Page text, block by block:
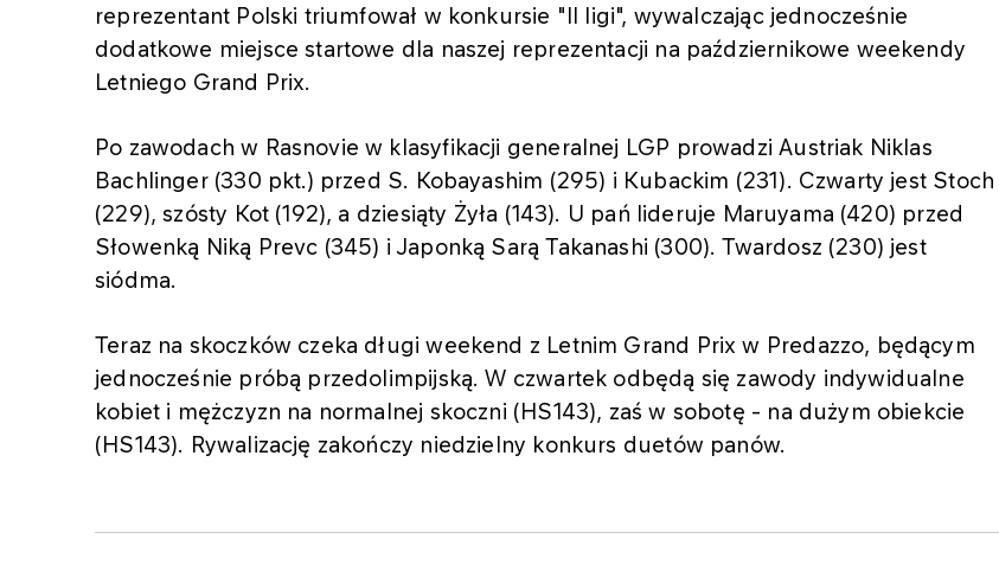
reprezentant Polski triumfował w konkursie "II ligi", wywalczając jednocześnie
dodatkowe miejsce startowe dla naszej reprezentacji na październikowe weekendy
Letniego Grand Prix.
Po zawodach w Rasnovie w klasyfikacji generalnej LGP prowadzi Austriak Niklas
Bachlinger (330 pkt.) przed S. Kobayashim (295) i Kubackim (231). Czwarty jest Stoch
(229), szósty Kot (192), a dziesiąty Żyła (143). U pań lideruje Maruyama (420) przed
Słowenką Niką Prevc (345) i Japonką Sarą Takanashi (300). Twardosz (230) jest
siódma.
Teraz na skoczków czeka długi weekend z Letnim Grand Prix w Predazzo, będącym
jednocześnie próbą przedolimpijską. W czwartek odbędą się zawody indywidualne
kobiet i mężczyzn na normalnej skoczni (HS143), zaś w sobotę - na dużym obiekcie
(HS143). Rywalizację zakończy niedzielny konkurs duetów panów.